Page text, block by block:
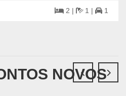
2 | 1 | 1
NOVOS